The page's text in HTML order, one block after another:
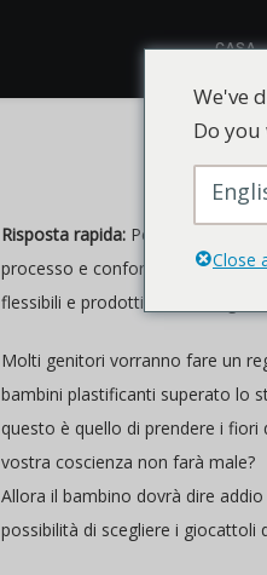
CASA
Risposta rapida: Per quanto
processo e conformità, poiché i
flessibili e prodotti industriali
Molti genitori vorranno fare un
bambini plastificanti superato lo
questo è quello di prendere i
vostra coscienza non farà male?
Allora il bambino dovrà dire
possibilità di scegliere i giocattoli
We've
Do
Close